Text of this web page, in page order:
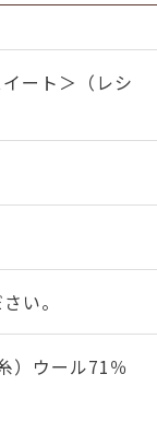
ート＞（レシ
い。
）ウール71％